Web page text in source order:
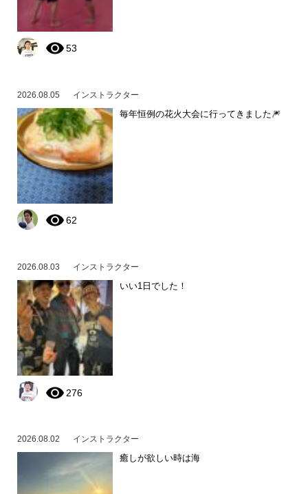
53
2026.08.05 インストラクター
毎年恒例の花火大会に行ってきました🎆
62
2026.08.03 インストラクター
いい1日でした！
276
2026.08.02 インストラクター
癒しが欲しい時は海